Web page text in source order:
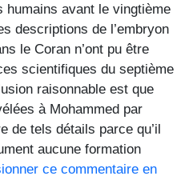
avant le vingtième
descriptions de l’embryon
le Coran n’ont pu être
scientifiques du septième
raisonnable est que
à Mohammed par
de tels détails parce qu’il
aucune formation
ce commentaire en